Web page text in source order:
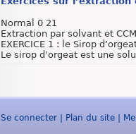
Normal 0 21
Extraction par solvant et CCM
EXERCICE 1 : le Sirop
Le sirop d’orgeat est une
Se connecter | Plan du site |